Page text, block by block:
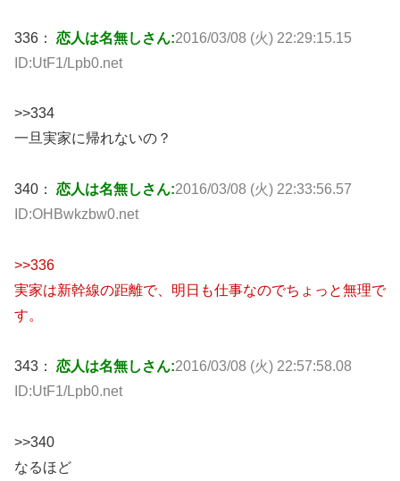
336： 恋人は名無しさん:2016/03/08 (火) 22:29:15.15
ID:UtF1/Lpb0.net
>>334
一旦実家に帰れないの？
340： 恋人は名無しさん:2016/03/08 (火) 22:33:56.57
ID:OHBwkzbw0.net
>>336
実家は新幹線の距離で、明日も仕事なのでちょっと無理で
す。
343： 恋人は名無しさん:2016/03/08 (火) 22:57:58.08
ID:UtF1/Lpb0.net
>>340
なるほど